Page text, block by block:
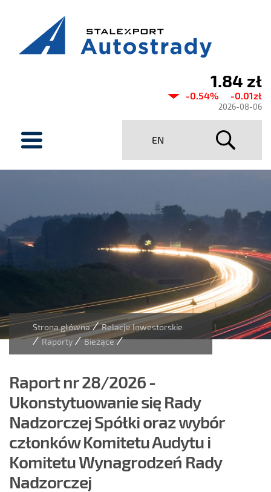
Stalexport
Autostrady
SA
1.84 zł
-0.54% -0.01zł
2026-08-06
EN
Strona główna/ Relacje Inwestorskie
/ Raporty / Bieżące/
Raport nr 28/2026 -
Ukonstytuowanie się Rady
Nadzorczej Spółki oraz wybór
członków Komitetu Audytu i
Komitetu Wynagrodzeń Rady
Nadzorczej